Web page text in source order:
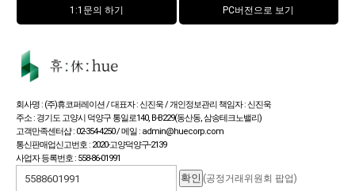
1:1문의 하기 PC버전으로 보기
회사명 : (주)휴코퍼레이션 / 대표자 : 신진욱 / 개인정보관리 책임자 : 신진욱
주소 : 경기도 고양시 덕양구 통일로140, B-B229(동산동, 삼송테크노밸리)
고객만족센터샵 : 02-354-4250 / 메일 : admin@huecorp.com
통신판매업신고번호 : 2020-고양덕양구-2139
사업자 등록번호 : 558-86-01991
(공정거래위원회 팝업)